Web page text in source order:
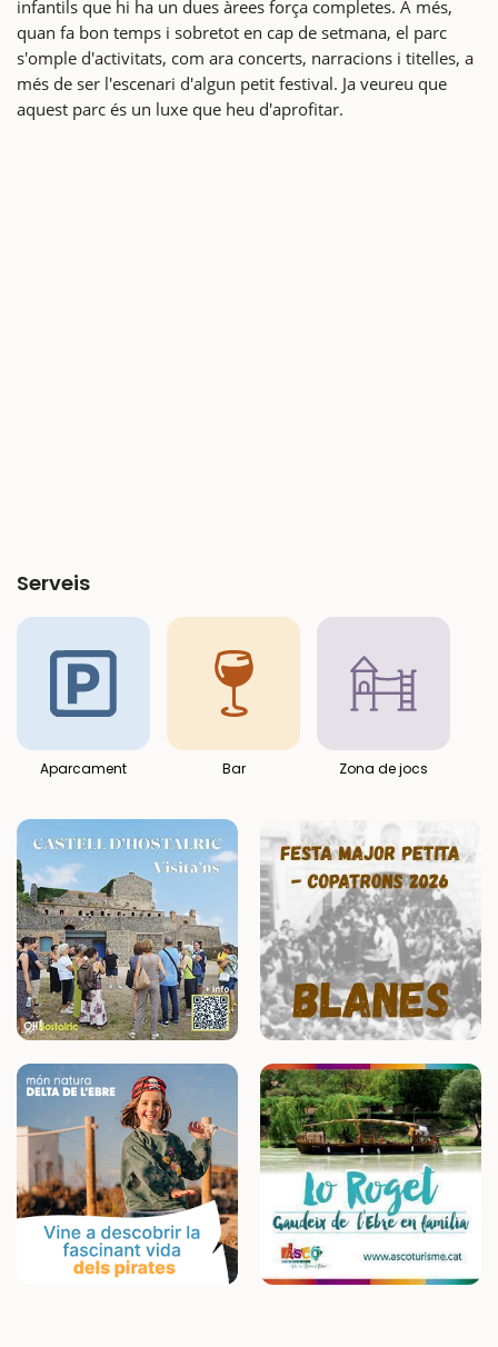
infantils que hi ha un dues àrees força completes. A més,
quan fa bon temps i sobretot en cap de setmana, el parc
s'omple d'activitats, com ara concerts, narracions i titelles, a
més de ser l'escenari d'algun petit festival. Ja veureu que
aquest parc és un luxe que heu d'aprofitar.
Serveis
Aparcament Bar Zona de jocs